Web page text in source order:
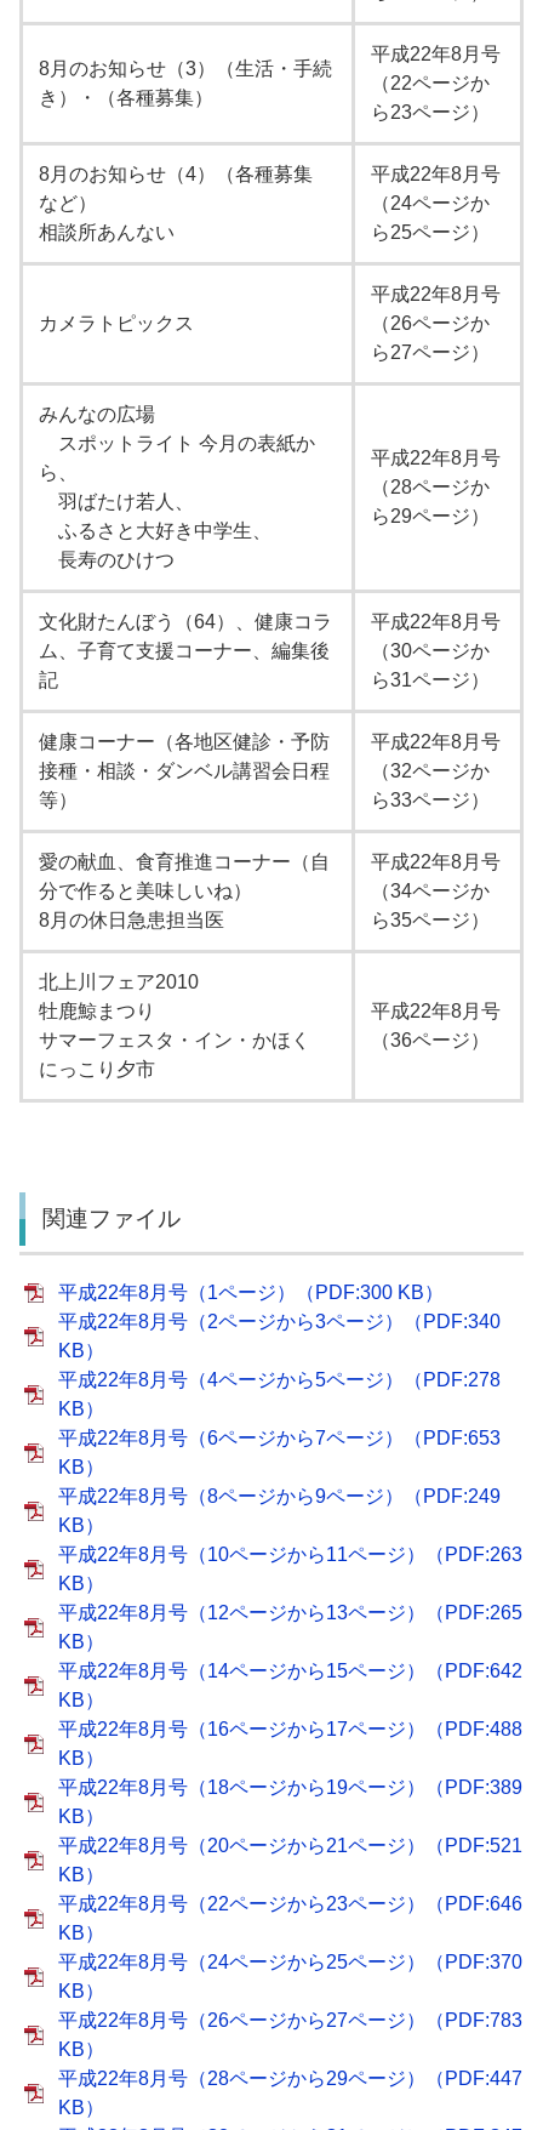
8月のお知らせ（3）（生活・手続
き）・（各種募集）
平成22年8月号
（22ページか
ら23ページ）
8月のお知らせ（4）（各種募集
など）
相談所あんない
平成22年8月号
（24ページか
ら25ページ）
カメラトピックス
平成22年8月号
（26ページか
ら27ページ）
みんなの広場
スポットライト 今月の表紙か
ら、
羽ばたけ若人、
ふるさと大好き中学生、
長寿のひけつ
平成22年8月号
（28ページか
ら29ページ）
文化財たんぼう（64）、健康コラ
ム、子育て支援コーナー、編集後
記
平成22年8月号
（30ページか
ら31ページ）
健康コーナー（各地区健診・予防
接種・相談・ダンベル講習会日程
等）
平成22年8月号
（32ページか
ら33ページ）
愛の献血、食育推進コーナー（自
分で作ると美味しいね）
8月の休日急患担当医
平成22年8月号
（34ページか
ら35ページ）
北上川フェア2010
牡鹿鯨まつり
サマーフェスタ・イン・かほく
にっこり夕市
平成22年8月号
（36ページ）
関連ファイル
平成22年8月号（1ページ）（PDF:300 KB）
平成22年8月号（2ページから3ページ）（PDF:340
KB）
平成22年8月号（4ページから5ページ）（PDF:278
KB）
平成22年8月号（6ページから7ページ）（PDF:653
KB）
平成22年8月号（8ページから9ページ）（PDF:249
KB）
平成22年8月号（10ページから11ページ）（PDF:263
KB）
平成22年8月号（12ページから13ページ）（PDF:265
KB）
平成22年8月号（14ページから15ページ）（PDF:642
KB）
平成22年8月号（16ページから17ページ）（PDF:488
KB）
平成22年8月号（18ページから19ページ）（PDF:389
KB）
平成22年8月号（20ページから21ページ）（PDF:521
KB）
平成22年8月号（22ページから23ページ）（PDF:646
KB）
平成22年8月号（24ページから25ページ）（PDF:370
KB）
平成22年8月号（26ページから27ページ）（PDF:783
KB）
平成22年8月号（28ページから29ページ）（PDF:447
KB）